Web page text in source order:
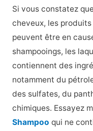
Si vous constatez
cheveux, les
peuvent être en
shampooings, les
contiennent des
notamment du
des sulfates, du
chimiques. Essayez
Shampoo qui ne